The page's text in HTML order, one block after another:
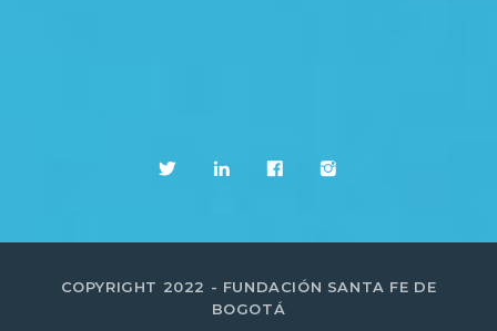
COPYRIGHT 2022 - FUNDACIÓN SANTA FE DE
BOGOTÁ